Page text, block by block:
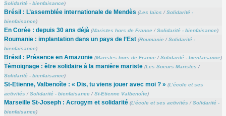
Solidarité - bienfaisance)
Brésil : L’assemblée internationale de Mendès (Les laïcs /Solidarité -
bienfaisance)
En Corée : depuis 30 ans déjà (Maristes hors de France/Solidarité - bienfaisance)
Roumanie : implantation dans un pays de l’Est (Roumanie/Solidarité -
bienfaisance)
Brésil : Présence en Amazonie (Maristes hors de France/Solidarité - bienfaisance)
Témoignage : être solidaire à la manière mariste (Les Soeurs Maristes /
Solidarité - bienfaisance)
St-Etienne, Valbenoîte : « Dis, tu viens jouer avec moi ? » (L’école et ses
activités /Solidarité - bienfaisance/St-Etienne Valbenoîte)
Marseille St-Joseph : Acrogym et solidarité (L’école et ses activités /Solidarité -
bienfaisance)